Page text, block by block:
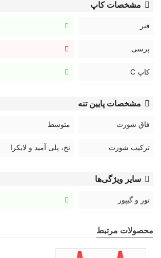
مشخصات کاپ
فنر
پرسی
کاپ C
مشخصات پایین تنه
فاق شورت متوسط
ترکیب شورت نخ، پلی آمید و لایکرا
سایر ویژگی‌ها
تور و گیپور
محصولات مرتبط